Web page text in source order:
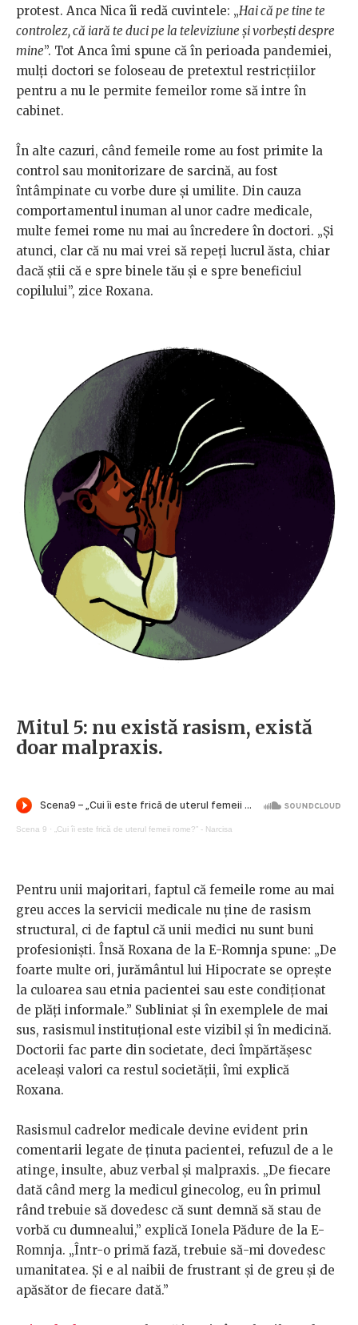
protest. Anca Nica îi redă cuvintele: „Hai că pe tine te
controlez, că iară te duci pe la televiziune și vorbești despre
mine”. Tot Anca îmi spune că în perioada pandemiei,
mulți doctori se foloseau de pretextul restricțiilor
pentru a nu le permite femeilor rome să intre în
cabinet.
În alte cazuri, când femeile rome au fost primite la
control sau monitorizare de sarcină, au fost
întâmpinate cu vorbe dure și umilite. Din cauza
comportamentul inuman al unor cadre medicale,
multe femei rome nu mai au încredere în doctori. „Și
atunci, clar că nu mai vrei să repeți lucrul ăsta, chiar
dacă știi că e spre binele tău și e spre beneficiul
copilului”, zice Roxana.
Mitul 5: nu există rasism, există
doar malpraxis.
Scena 9 · „Cui îi este frică de uterul femeii rome?” - Narcisa
Pentru unii majoritari, faptul că femeile rome au mai
greu acces la servicii medicale nu ține de rasism
structural, ci de faptul că unii medici nu sunt buni
profesioniști. Însă Roxana de la E-Romnja spune: „De
foarte multe ori, jurământul lui Hipocrate se oprește
la culoarea sau etnia pacientei sau este condiționat
de plăți informale.” Subliniat și în exemplele de mai
sus, rasismul instituțional este vizibil și în medicină.
Doctorii fac parte din societate, deci împărtășesc
aceleași valori ca restul societății, îmi explică
Roxana.
Rasismul cadrelor medicale devine evident prin
comentarii legate de ținuta pacientei, refuzul de a le
atinge, insulte, abuz verbal și malpraxis. „De fiecare
dată când merg la medicul ginecolog, eu în primul
rând trebuie să dovedesc că sunt demnă să stau de
vorbă cu dumnealui,” explică Ionela Pădure de la E-
Romnja. „Într-o primă fază, trebuie să-mi dovedesc
umanitatea. Și e al naibii de frustrant și de greu și de
apăsător de fiecare dată.”